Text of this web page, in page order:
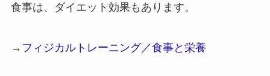
食事は、ダイエット効果もあります。
→ フィジカルトレーニング／食事と栄養